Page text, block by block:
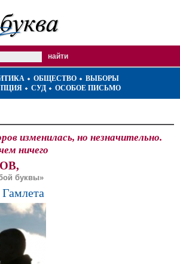
ОБЩЕСТВО
ВЫБОРЫ
СУД ОСОБОЕ ПИСЬМО
изменилась, но незначительно.
ничего
буквы»